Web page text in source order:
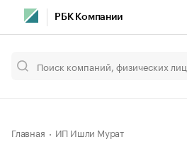
РБК Компании
Главная ИП Ишли Мурат